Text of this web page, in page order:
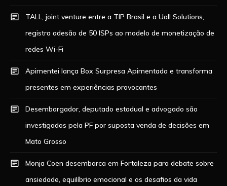
TALL, joint venture entre a TIP Brasil e a Uall Solutions,
registra adesão de 50 ISPs ao modelo de monetização de
redes Wi-Fi
Apimentei lança Box Surpresa Apimentada e transforma
presentes em experiências provocantes
Desembargador, deputado estadual e advogado são
investigados pela PF por suposta venda de decisões em
Mato Grosso
Monja Coen desembarca em Fortaleza para debate sobre
ansiedade, equilíbrio emocional e os desafios da vida